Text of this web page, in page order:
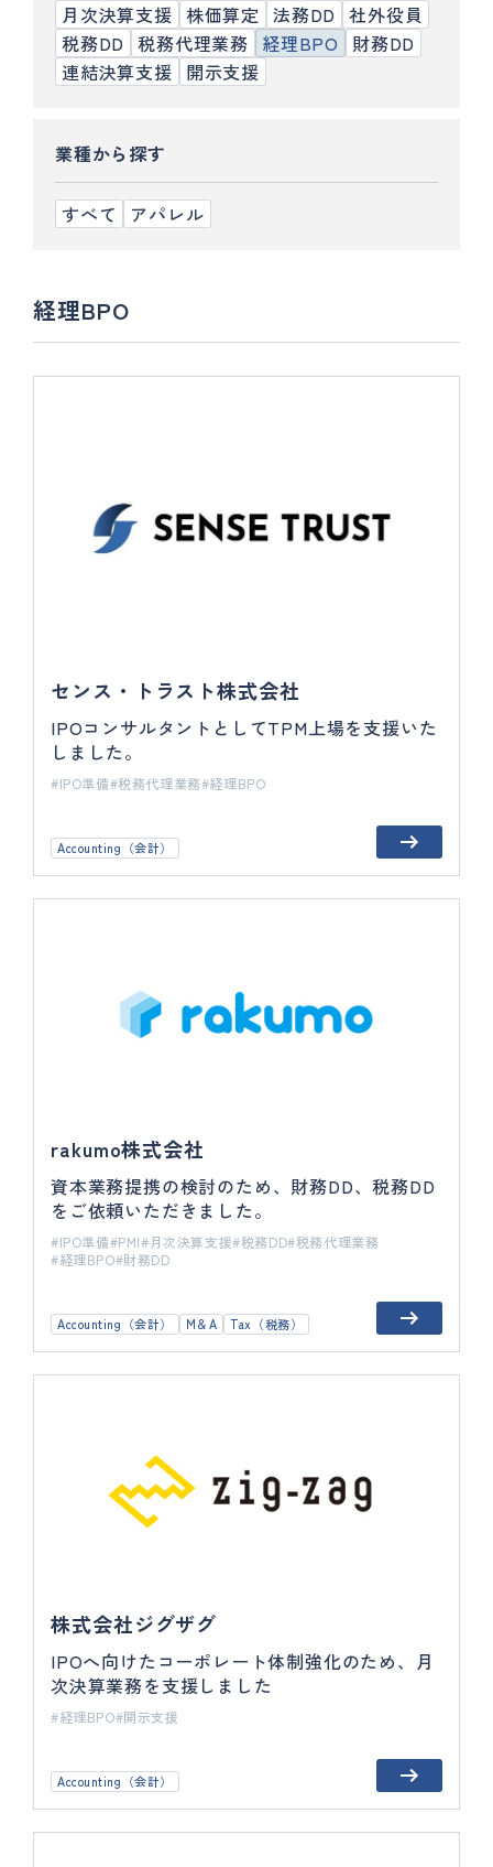
月次決算支援 株価算定 法務DD 社外役員
税務DD 税務代理業務 経理BPO
財務DD
連結決算支援 開示支援
業種から探す
すべて アパレル
経理BPO
センス・トラスト株式会社
IPOコンサルタントとしてTPM上場を支援いた
しました。
IPO準備 税務代理業務 経理BPO
Accounting（会計）
rakumo株式会社
資本業務提携の検討のため、財務DD、税務DD
をご依頼いただきました。
IPO準備 PMI 月次決算支援 税務DD 税務代理業務
経理BPO 財務DD
Accounting（会計） M＆A Tax（税務）
株式会社ジグザグ
IPOへ向けたコーポレート体制強化のため、月
次決算業務を支援しました
経理BPO 開示支援
Accounting（会計）